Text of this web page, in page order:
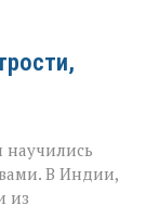
научились
В Индии,
из